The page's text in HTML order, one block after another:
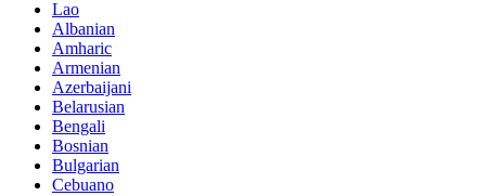
Lao
Albanian
Amharic
Armenian
Azerbaijani
Belarusian
Bengali
Bosnian
Bulgarian
Cebuano